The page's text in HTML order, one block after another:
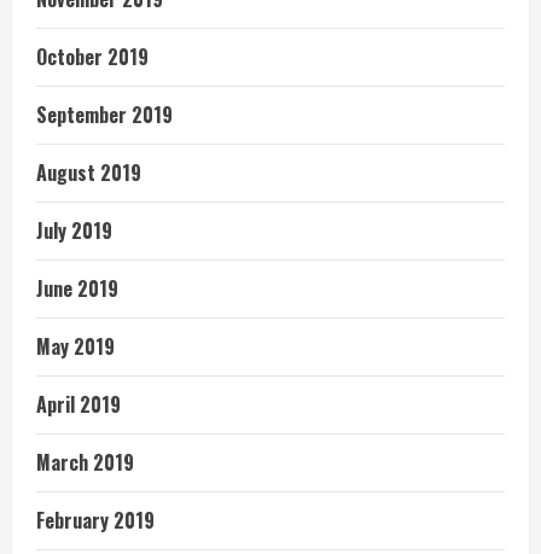
October 2019
September 2019
August 2019
July 2019
June 2019
May 2019
April 2019
March 2019
February 2019